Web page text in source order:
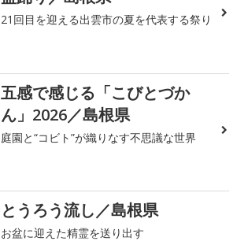
21回目を迎える出雲市の夏を代表する祭り
五感で感じる「こびとづか
ん」2026／島根県
庭園と“コビト”が織りなす不思議な世界
とうろう流し／島根県
お盆に迎えた精霊を送り出す